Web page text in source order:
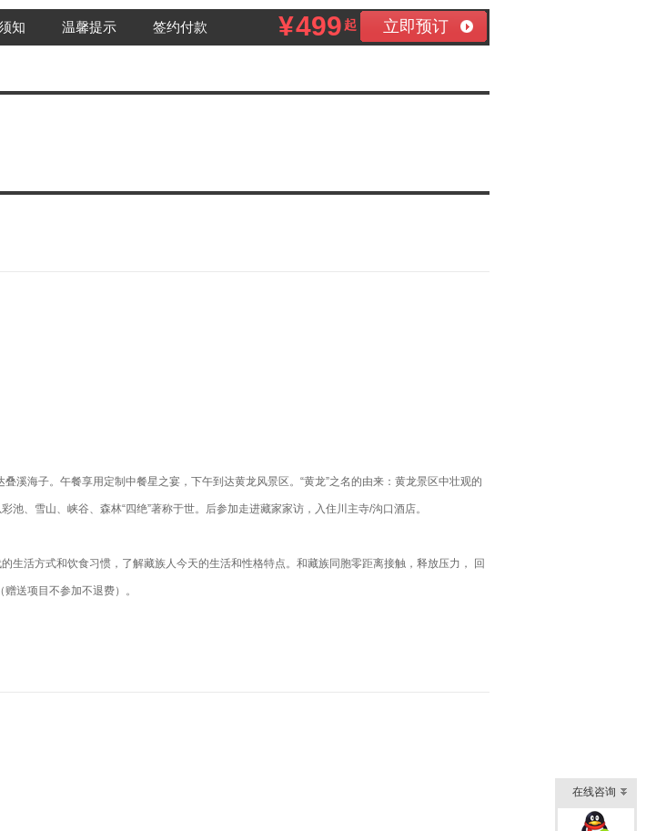
知 温馨提示 签约付款 ¥499 起 立即预订
溪海子。午餐享用定制中餐星之宴，下午到达黄龙风景区。“黄龙”之名的由来：黄龙景区中壮观的
、雪山、峡谷、森林“四绝”著称于世。后参加走进藏家家访，入住川主寺/沟口酒店。
生活方式和饮食习惯，了解藏族人今天的生活和性格特点。和藏族同胞零距离接触，释放压力， 回
送项目不参加不退费）。
在线咨询